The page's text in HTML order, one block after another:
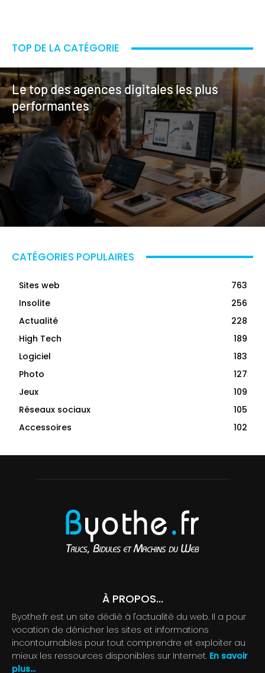
TOP DE LA CATÉGORIE
Le top des agences digitales les plus
performantes
CATÉGORIES POPULAIRES
Sites web
763
Insolite
256
Actualité
228
High Tech
189
Logiciel
183
Photo
127
Jeux
109
Réseaux sociaux
105
Accessoires
102
À PROPOS...
Byothe.fr est un site dédié à l'actualité du web. Il a pour
vocation de dénicher les sites et informations
incontournables pour tout comprendre et exploiter au
mieux les ressources disponibles sur Internet. En savoir
plus...